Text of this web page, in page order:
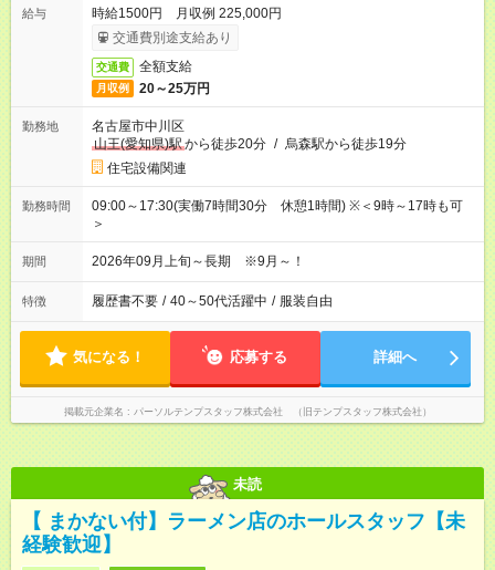
給与
時給1500円 月収例 225,000円
交通費別途支給あり
交通費 全額支給
月収例 20～25万円
勤務地
名古屋市中川区
山王(愛知県)駅から徒歩20分 / 烏森駅から徒歩19分
住宅設備関連
勤務時間
09:00～17:30(実働7時間30分 休憩1時間) ※＜9時～17時も可
＞
期間 2026年09月上旬～長期 ※9月～！
特徴 履歴書不要 / 40～50代活躍中 / 服装自由
気になる！ 応募する 詳細へ
掲載元企業名 パーソルテンプスタッフ株式会社 （旧テンプスタッフ株式会社）
未読
【 まかない付】ラーメン店のホールスタッフ【未
経験歓迎】